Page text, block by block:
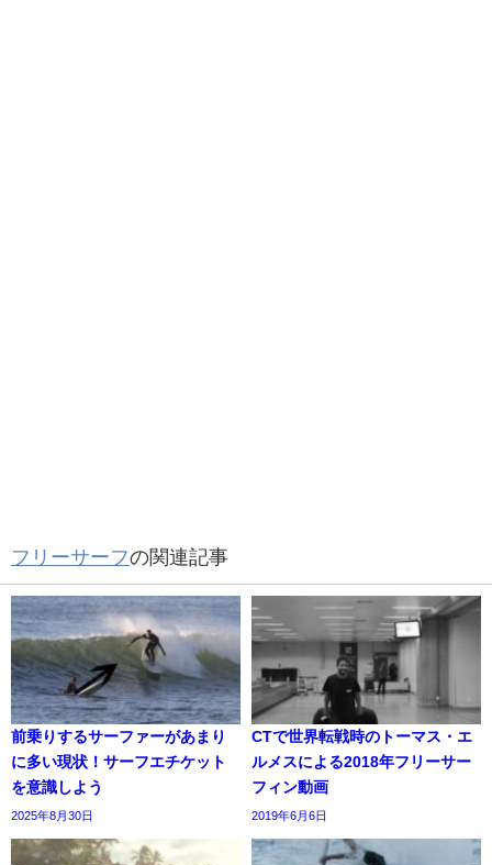
フリーサーフの関連記事
前乗りするサーファーがあまり
に多い現状！サーフエチケット
を意識しよう
2025年8月30日
CTで世界転戦時のトーマス・エ
ルメスによる2018年フリーサー
フィン動画
2019年6月6日